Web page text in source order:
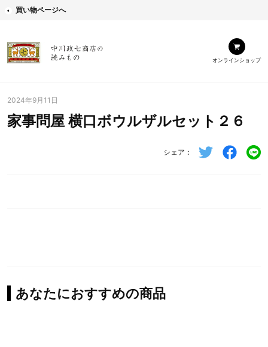
買い物ページへ
オンラインショップ
2024年9月11日
家事問屋 横口ボウルザルセット２６
シェア
あなたにおすすめの商品